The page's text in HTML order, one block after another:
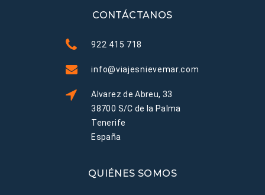
CONTÁCTANOS
922 415 718
info@viajesnievemar.com
Alvarez de Abreu, 33
38700 S/C de la Palma
Tenerife
España
QUIÉNES SOMOS